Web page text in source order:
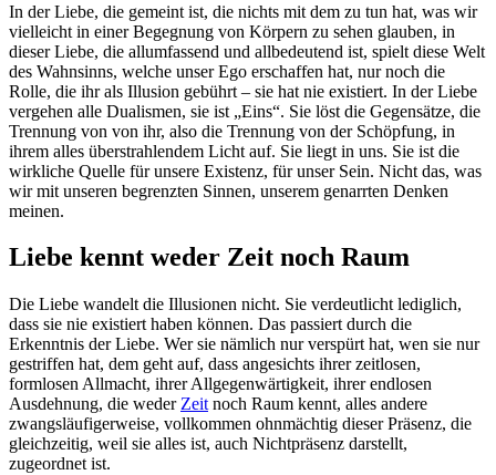
In der Liebe, die gemeint ist, die nichts mit dem zu tun hat, was wir
vielleicht in einer Begegnung von Körpern zu sehen glauben, in
dieser Liebe, die allumfassend und allbedeutend ist, spielt diese Welt
des Wahnsinns, welche unser Ego erschaffen hat, nur noch die
Rolle, die ihr als Illusion gebührt – sie hat nie existiert. In der Liebe
vergehen alle Dualismen, sie ist „Eins“. Sie löst die Gegensätze, die
Trennung von von ihr, also die Trennung von der Schöpfung, in
ihrem alles überstrahlendem Licht auf. Sie liegt in uns. Sie ist die
wirkliche Quelle für unsere Existenz, für unser Sein. Nicht das, was
wir mit unseren begrenzten Sinnen, unserem genarrten Denken
meinen.
Liebe kennt weder Zeit noch Raum
Die Liebe wandelt die Illusionen nicht. Sie verdeutlicht lediglich,
dass sie nie existiert haben können. Das passiert durch die
Erkenntnis der Liebe. Wer sie nämlich nur verspürt hat, wen sie nur
gestriffen hat, dem geht auf, dass angesichts ihrer zeitlosen,
formlosen Allmacht, ihrer Allgegenwärtigkeit, ihrer endlosen
Ausdehnung, die weder Zeit noch Raum kennt, alles andere
zwangsläufigerweise, vollkommen ohnmächtig dieser Präsenz, die
gleichzeitig, weil sie alles ist, auch Nichtpräsenz darstellt,
zugeordnet ist.